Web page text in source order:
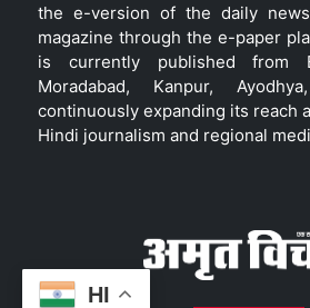
HI
the e-version of the daily
magazine through the e-paper
is currently published from
Moradabad, Kanpur,
continuously expanding its reach
Hindi journalism and regional